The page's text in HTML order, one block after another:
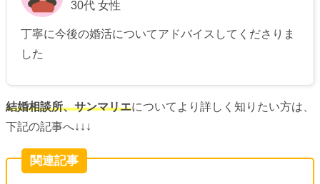
30代 女性
丁寧に今後の婚活についてアドバイスしてくださりま
した
結婚相談所、サンマリエについてより詳しく知りたい方は、
下記の記事へ↓↓↓